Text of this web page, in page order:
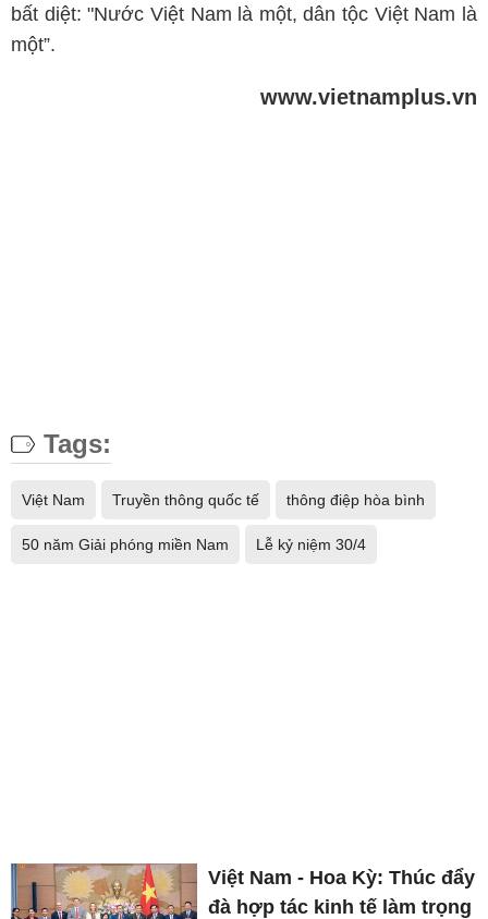
bất diệt: "Nước Việt Nam là một, dân tộc Việt Nam là
một”.
www.vietnamplus.vn
Tags:
Việt Nam Truyền thông quốc tế thông điệp hòa bình
50 năm Giải phóng miền Nam Lễ kỷ niệm 30/4
Việt Nam - Hoa Kỳ: Thúc đẩy
đà hợp tác kinh tế làm trọng